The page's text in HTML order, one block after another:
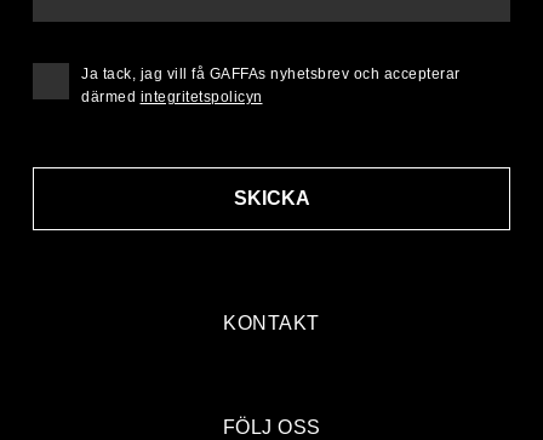
KONTAKT
SKICKA
Ja tack, jag vill få GAFFAs nyhetsbrev och accepterar
därmed integritetspolicyn
FÖLJ OSS